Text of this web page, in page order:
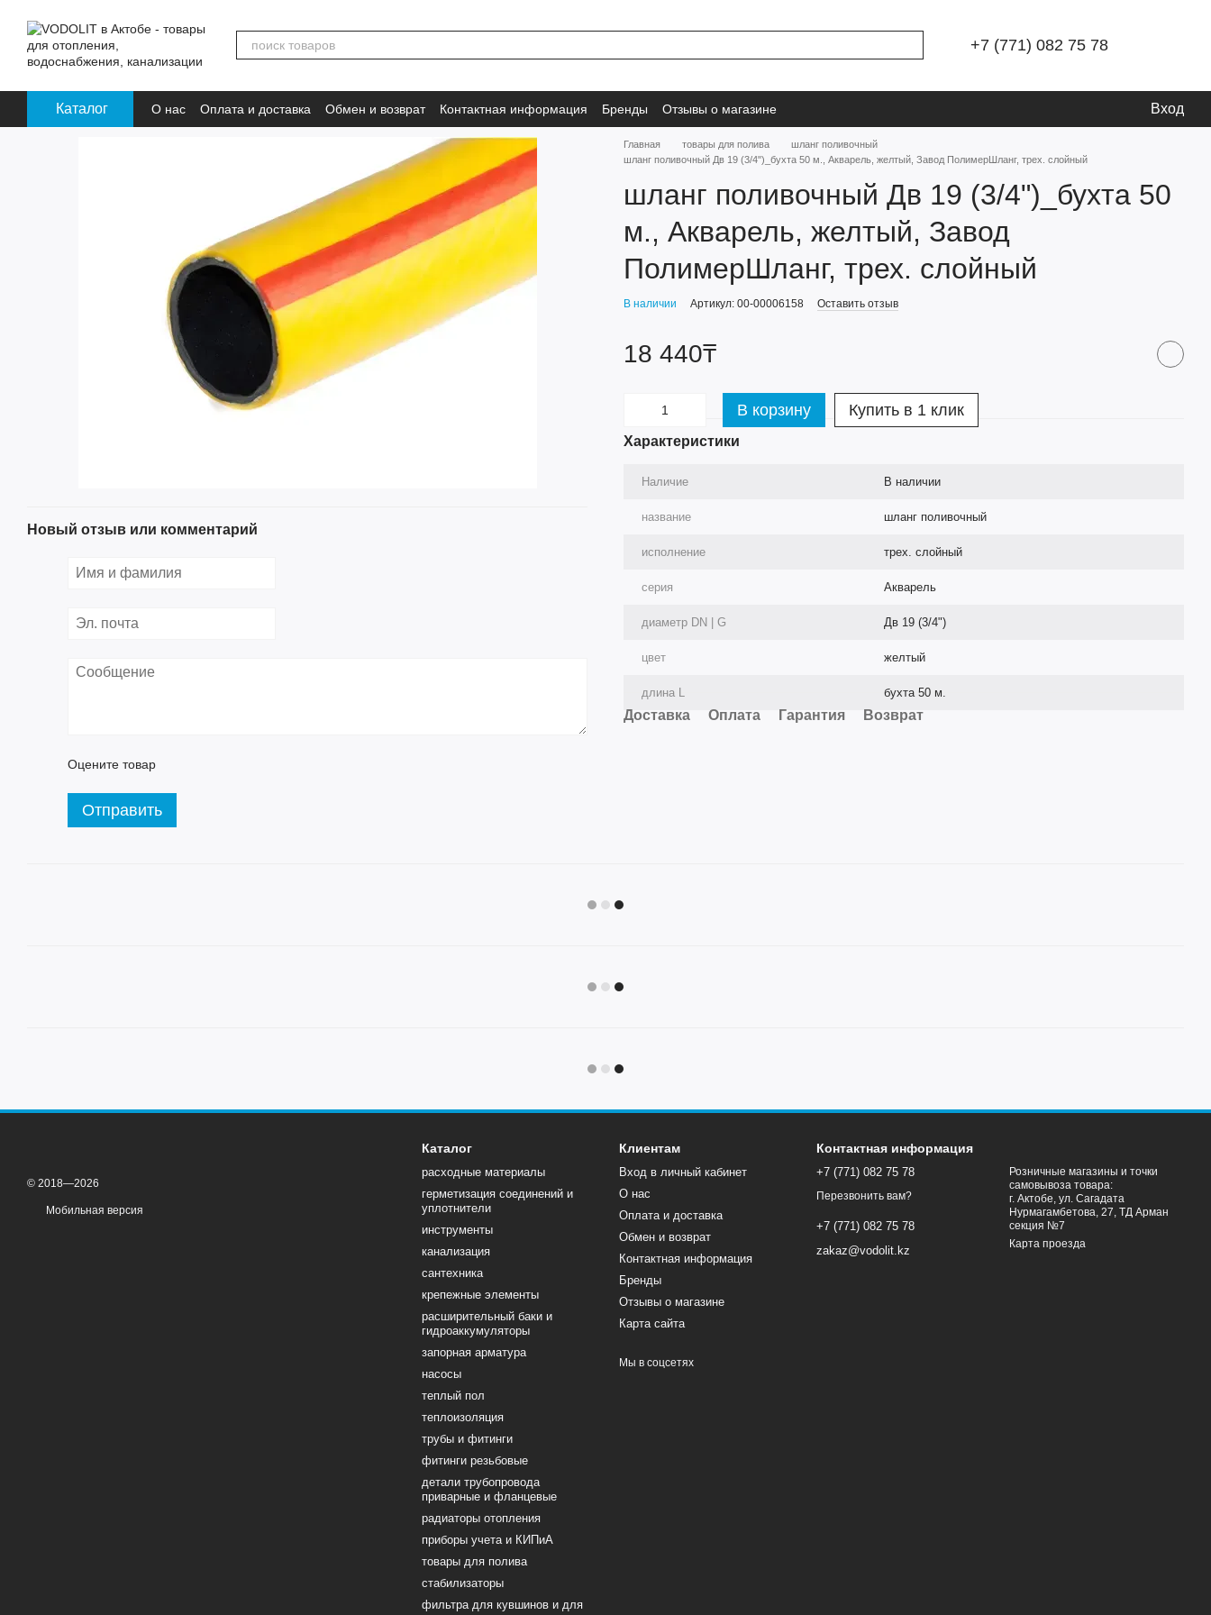
+7 (771) 082 75 78
Каталог О нас Оплата и доставка Обмен и возврат Контактная информация Бренды Отзывы о магазине Вход
Новый отзыв или комментарий
Оцените товар
Отправить
Главная товары для полива
шланг поливочный
шланг поливочный Дв 19 (3/4")_бухта 50 м., Акварель, желтый, Завод ПолимерШланг, трех. слойный
шланг поливочный Дв 19 (3/4")_бухта 50
м., Акварель, желтый, Завод
ПолимерШланг, трех. слойный
В наличии Артикул: 00-00006158 Оставить отзыв
18 440₸
В корзину Купить в 1 клик
Характеристики
Наличие В наличии
название шланг поливочный
исполнение трех. слойный
серия Акварель
диаметр DN | G Дв 19 (3/4")
цвет желтый
длина L бухта 50 м.
Доставка Оплата Гарантия Возврат
© 2018—2026
Мобильная версия
Каталог
расходные материалы
герметизация соединений и
уплотнители
инструменты
канализация
сантехника
крепежные элементы
расширительный баки и
гидроаккумуляторы
запорная арматура
насосы
теплый пол
теплоизоляция
трубы и фитинги
фитинги резьбовые
детали трубопровода
приварные и фланцевые
радиаторы отопления
приборы учета и КИПиА
товары для полива
стабилизаторы
фильтра для кувшинов и для
Клиентам
Вход в личный кабинет
О нас
Оплата и доставка
Обмен и возврат
Контактная информация
Бренды
Отзывы о магазине
Карта сайта
Мы в соцсетях
Контактная информация
+7 (771) 082 75 78
Перезвонить вам?
+7 (771) 082 75 78
zakaz@vodolit.kz
Розничные магазины и точки
самовывоза товара:
г. Актобе, ул. Сагадата
Нурмагамбетова, 27, ТД Арман
секция №7
Карта проезда